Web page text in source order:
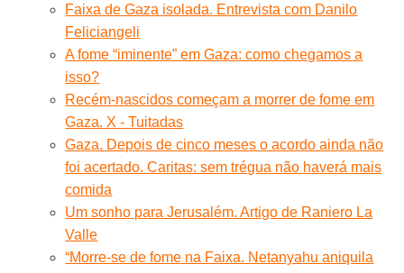
Faixa de Gaza isolada. Entrevista com Danilo
Feliciangeli
A fome “iminente” em Gaza: como chegamos a
isso?
Recém-nascidos começam a morrer de fome em
Gaza. X - Tuitadas
Gaza. Depois de cinco meses o acordo ainda não
foi acertado. Caritas: sem trégua não haverá mais
comida
Um sonho para Jerusalém. Artigo de Raniero La
Valle
“Morre-se de fome na Faixa. Netanyahu aniquila